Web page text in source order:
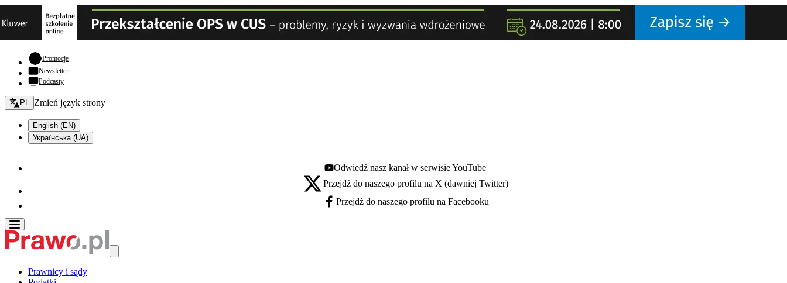
Promocje- otwiera się w nowej karcie
Newsletter
Podcasty
Zmień język - bieżący:
PL Zmień język strony
English (EN)
Українська (UA)
Youtube - otwiera się w nowej karcie
Odwiedź nasz kanał w serwisie YouTube
X - otwiera się w nowej karcie
Przejdź do naszego profilu na X (dawniej Twitter)
Facebook - otwiera się w nowej karcie
Przejdź do naszego profilu na Facebooku
Prawnicy i sądy